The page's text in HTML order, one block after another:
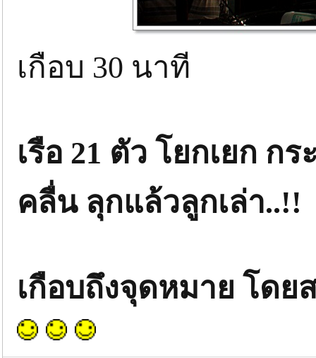
เกือบ 30 นาที
เรือ 21 ตัว โยกเยก ก
คลื่น ลุกแล้วลูกเล่า..!!
เกือบถึงจุดหมาย โดย